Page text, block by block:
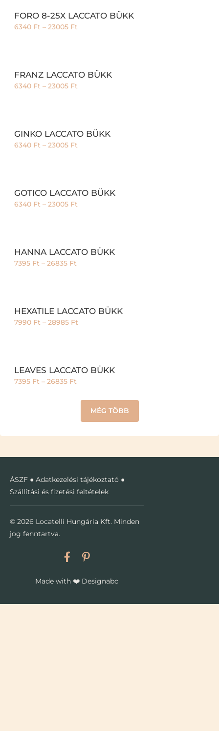
FORO 8-25X LACCATO BÜKK
6340 Ft – 23005 Ft
FRANZ LACCATO BÜKK
6340 Ft – 23005 Ft
GINKO LACCATO BÜKK
6340 Ft – 23005 Ft
GOTICO LACCATO BÜKK
6340 Ft – 23005 Ft
HANNA LACCATO BÜKK
7395 Ft – 26835 Ft
HEXATILE LACCATO BÜKK
7990 Ft – 28985 Ft
LEAVES LACCATO BÜKK
7395 Ft – 26835 Ft
MÉG TÖBB
ÁSZF ● Adatkezelési tájékoztató ●
Szállítási és fizetési feltételek
© 2026 Locatelli Hungária Kft. Minden
jog fenntartva.
Made with ❤️Designabc